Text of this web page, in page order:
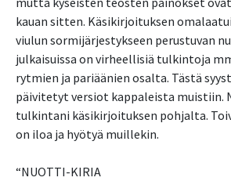
kauan sitten. Käsikirjoituksen
viulun sormijärjestykseen perustuvan
julkaisuissa on virheellisiä tulkintoja
rytmien ja pariäänien osalta. Tästä
päivitetyt versiot kappaleista muistiin.
tulkintani käsikirjoituksen pohjalta.
on iloa ja hyötyä muillekin.
“NUOTTI-KIRIA